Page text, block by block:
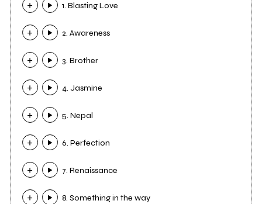
1. Blasting Love
2. Awareness
3. Brother
4. Jasmine
5. Nepal
6. Perfection
7. Renaissance
8. Something in the way